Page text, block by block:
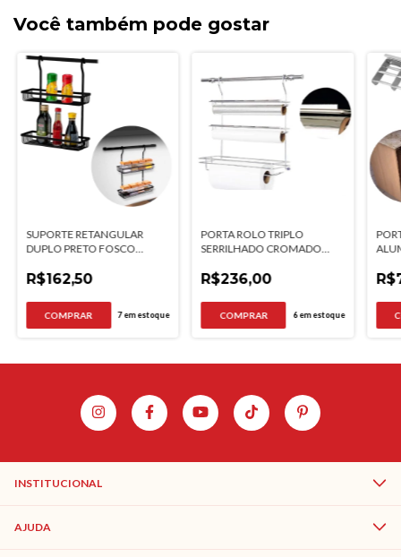
Você também pode gostar
SUPORTE RETANGULAR
DUPLO PRETO FOSCO
R$162,50
7em estoque
PORTA ROLO TRIPLO
SERRILHADO CROMADO
R$236,00
6em estoque
INSTITUCIONAL
AJUDA